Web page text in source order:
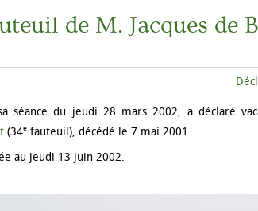
de M. Jacques de
sa séance du jeudi 28 mars 2002, a déclaré
(34e fauteuil), décédé le 7 mai 2001.
au jeudi 13 juin 2002.